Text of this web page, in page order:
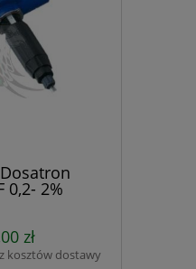
0,2- 2%
zł
kosztów dostawy